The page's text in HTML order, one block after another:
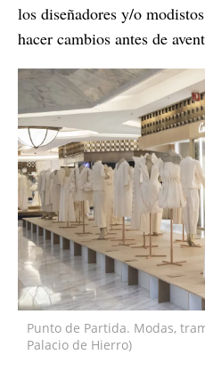
los diseñadores y/o
hacer cambios antes de
Punto de Partida. Modas,
Palacio de Hierro)